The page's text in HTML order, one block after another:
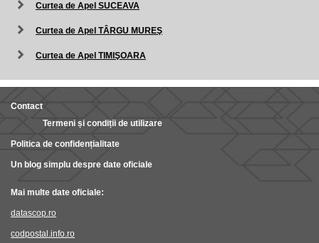
Curtea de Apel SUCEAVA
Curtea de Apel TÂRGU MUREŞ
Curtea de Apel TIMIŞOARA
Contact
Termeni și condiții de utilizare
Politica de confidențialitate
Un blog simplu despre date oficiale
Mai multe date oficiale:
datascop.ro
codpostal.info.ro